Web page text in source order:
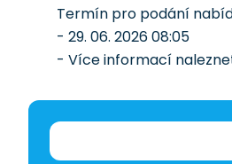
Termín pro podání
- 29. 06. 2026 08:05
- Více informací